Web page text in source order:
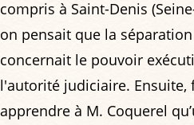
compris à Saint-Denis
on pensait que la
concernait le pouvoir
l'autorité judiciaire. Ensuite,
apprendre à M. Coquerel